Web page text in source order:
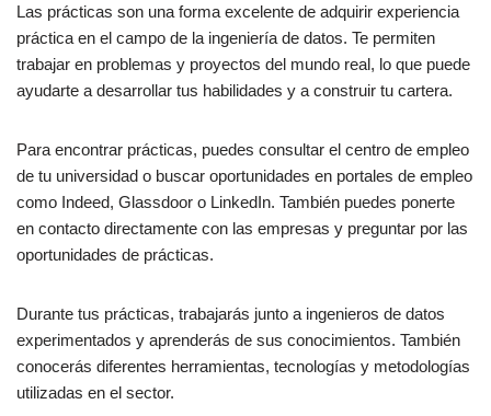
Las prácticas son una forma excelente de adquirir experiencia
práctica en el campo de la ingeniería de datos. Te permiten
trabajar en problemas y proyectos del mundo real, lo que puede
ayudarte a desarrollar tus habilidades y a construir tu cartera.
Para encontrar prácticas, puedes consultar el centro de empleo
de tu universidad o buscar oportunidades en portales de empleo
como Indeed, Glassdoor o LinkedIn. También puedes ponerte
en contacto directamente con las empresas y preguntar por las
oportunidades de prácticas.
Durante tus prácticas, trabajarás junto a ingenieros de datos
experimentados y aprenderás de sus conocimientos. También
conocerás diferentes herramientas, tecnologías y metodologías
utilizadas en el sector.